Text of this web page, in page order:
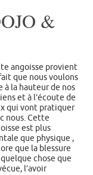
&
angoisse provient
que nous voulons
à la hauteur de nos
et à l’écoute de
qui vont pratiquer
nous. Cette
est plus
que physique ,
que la blessure
chose que
l’avoir